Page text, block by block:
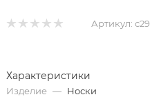
Артикул: с29
Характеристики
Изделие — Носки